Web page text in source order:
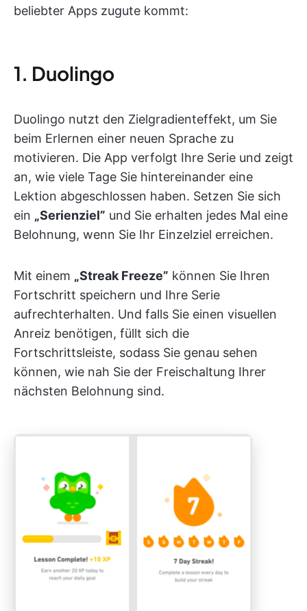
beliebter Apps zugute kommt:
1. Duolingo
Duolingo nutzt den Zielgradienteffekt, um Sie
beim Erlernen einer neuen Sprache zu
motivieren. Die App verfolgt Ihre Serie und zeigt
an, wie viele Tage Sie hintereinander eine
Lektion abgeschlossen haben. Setzen Sie sich
ein „Serienziel” und Sie erhalten jedes Mal eine
Belohnung, wenn Sie Ihr Einzelziel erreichen.
Mit einem „Streak Freeze” können Sie Ihren
Fortschritt speichern und Ihre Serie
aufrechterhalten. Und falls Sie einen visuellen
Anreiz benötigen, füllt sich die
Fortschrittsleiste, sodass Sie genau sehen
können, wie nah Sie der Freischaltung Ihrer
nächsten Belohnung sind.